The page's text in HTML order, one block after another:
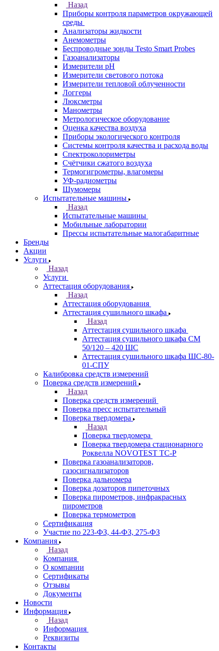
Назад
Приборы контроля параметров окружающей
среды
Анализаторы жидкости
Анемометры
Беспроводные зонды Testo Smart Probes
Газоанализаторы
Измерители pH
Измерители светового потока
Измерители тепловой облученности
Логгеры
Люксметры
Манометры
Метрологическое оборудование
Оценка качества воздуха
Приборы экологического контроля
Системы контроля качества и расхода воды
Спектроколориметры
Счётчики сжатого воздуха
Термогигрометры, влагомеры
УФ-радиометры
Шумомеры
Испытательные машины
Назад
Испытательные машины
Мобильные лаборатории
Прессы испытательные малогабаритные
Бренды
Акции
Услуги
Назад
Услуги
Аттестация оборудования
Назад
Аттестация оборудования
Аттестация сушильного шкафа
Назад
Аттестация сушильного шкафа
Аттестация сушильного шкафа СМ
50/120 – 420 ШС
Аттестация сушильного шкафа ШС-80-
01-СПУ
Калибровка средств измерений
Поверка средств измерений
Назад
Поверка средств измерений
Поверка пресс испытательный
Поверка твердомера
Назад
Поверка твердомера
Поверка твердомера стационарного
Роквелла NOVOTEST TС-Р
Поверка газоанализаторов,
газосигнализаторов
Поверка дальномера
Поверка дозаторов пипеточных
Поверка пирометров, инфракрасных
пирометров
Поверка термометров
Сертификация
Участие по 223-ФЗ, 44-ФЗ, 275-ФЗ
Компания
Назад
Компания
О компании
Сертификаты
Отзывы
Документы
Новости
Информация
Назад
Информация
Реквизиты
Контакты